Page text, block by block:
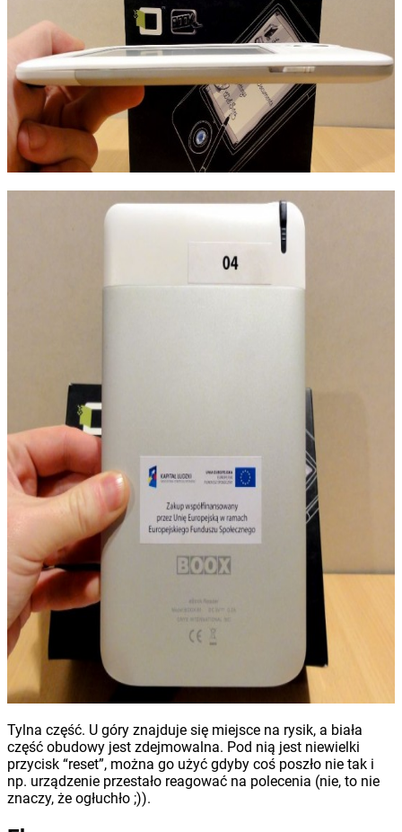
Tylna część. U góry znajduje się miejsce na rysik, a biała
część obudowy jest zdejmowalna. Pod nią jest niewielki
przycisk “reset”, można go użyć gdyby coś poszło nie tak i
np. urządzenie przestało reagować na polecenia (nie, to nie
znaczy, że ogłuchło ;)).